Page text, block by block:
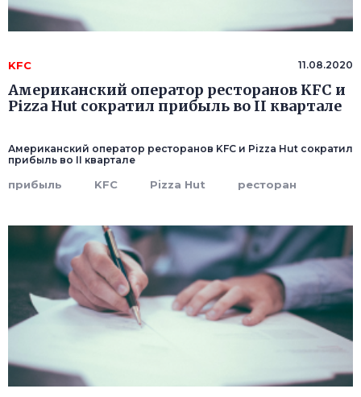
KFC 11.08.2020
Американский оператор ресторанов KFC и
Pizza Hut сократил прибыль во II квартале
Американский оператор ресторанов KFC и Pizza Hut сократил
прибыль во II квартале
прибыль KFC Pizza Hut ресторан